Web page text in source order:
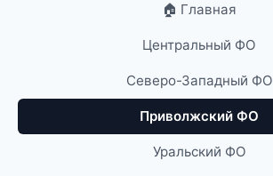
🏠 Главная
Центральный ФО
Северо-Западный ФО
Приволжский ФО
Уральский ФО